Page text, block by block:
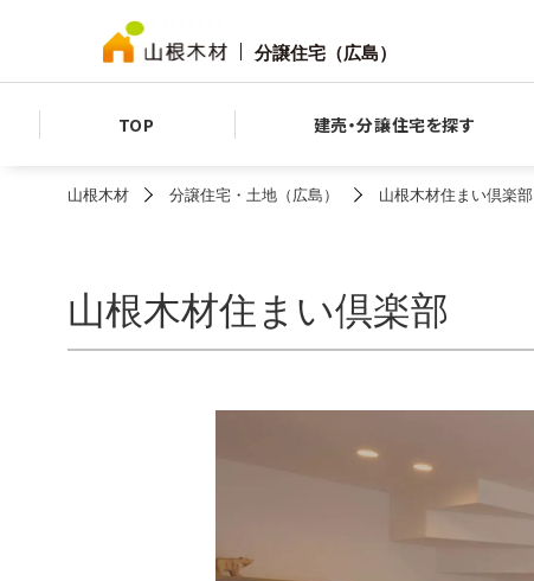
分譲住宅（広島）
TOP 建売・分譲住宅を探す
山根木材 分譲住宅・土地（広島） 山根木材住まい倶楽部
山根木材住まい倶楽部